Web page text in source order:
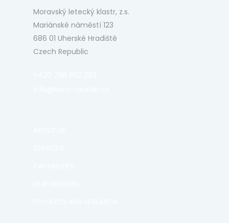
Moravský letecký klastr, z.s.
Mariánské náměstí 123
686 01 Uherské Hradiště
Czech Republic